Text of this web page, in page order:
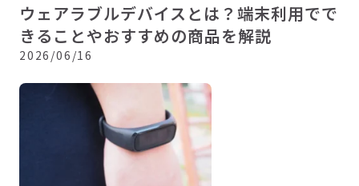
ウェアラブルデバイスとは？端末利用でで
きることやおすすめの商品を解説
2026/06/16